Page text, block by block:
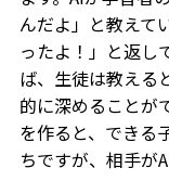
んだよ」と教えて
ったよ！」と返し
ば、生徒は教える
的に深めることが
を作ると、できる
ちですが、相手が